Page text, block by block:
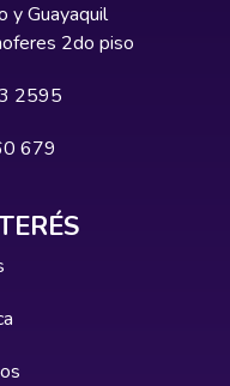
y Guayaquil
2do piso
2595
679